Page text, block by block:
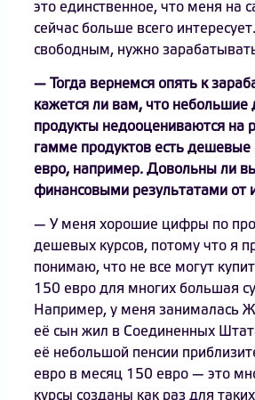
это единственное, что меня на
сейчас больше всего
свободным, нужно
— Тогда вернемся опять к
кажется ли вам, что
продукты недооцениваются на
гамме продуктов есть дешевые
евро, например. Довольны ли
финансовыми результатами от
— У меня хорошие цифры по
дешевых курсов, потому что я
понимаю, что не все могут
150 евро для многих большая
Например, у меня занималась
её сын жил в Соединенных
её небольшой пенсии
евро в месяц 150 евро — это
курсы созданы как раз для